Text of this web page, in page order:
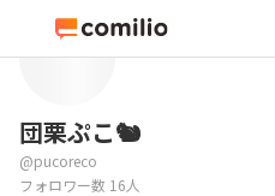
団栗ぷこ🐿️
@pucoreco
フォロワー数 16人